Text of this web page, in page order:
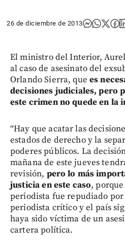
26 de diciembre de 2013
El ministro del Interior,
al caso de asesinato del
Orlando Sierra, que es
decisiones judiciales, pero
este crimen no quede en la
“Hay que acatar las
estados de derecho y la
poderes públicos. La
mañana de este jueves
revisión, pero lo más
justicia en este caso,
periodista fue repudiado
periodista crítico y el país
haya sido víctima de un
cartera política.